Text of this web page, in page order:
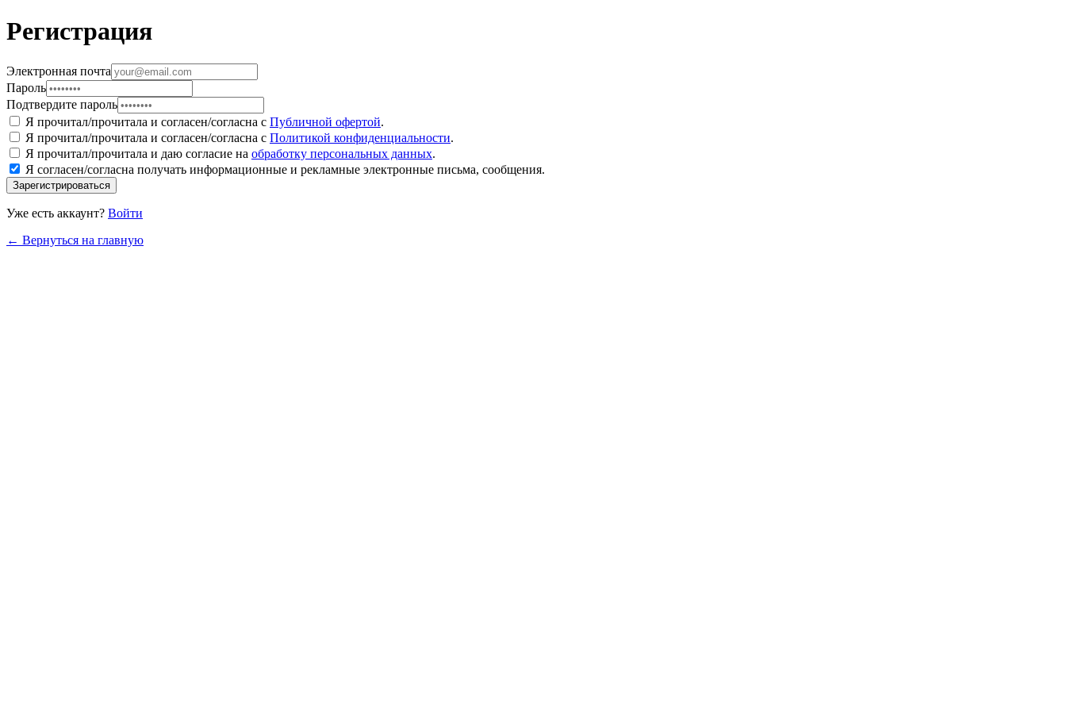
Регистрация
Электронная почта
Пароль
Подтвердите пароль
Я прочитал/прочитала и согласен/согласна с Публичной офертой.
Я прочитал/прочитала и согласен/согласна с Политикой конфиденциальности.
Я прочитал/прочитала и даю согласие на обработку персональных данных.
Я согласен/согласна получать информационные и рекламные электронные письма, сообщения.
Зарегистрироваться
Уже есть аккаунт? Войти
← Вернуться на главную